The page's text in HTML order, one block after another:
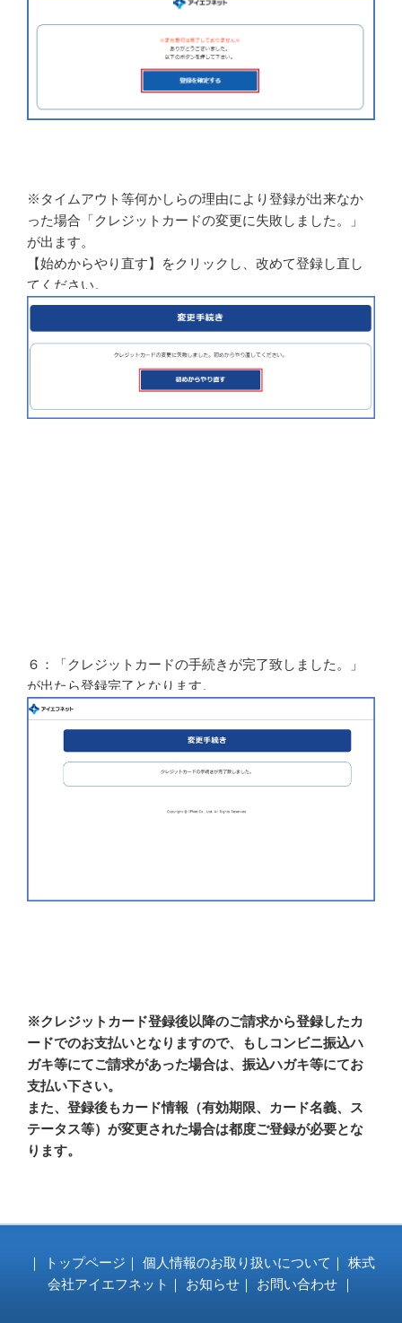
※タイムアウト等何かしらの理由により登録が出来なか
った場合「クレジットカードの変更に失敗しました。」
が出ます。
【始めからやり直す】をクリックし、改めて登録し直し
てください。
６：「クレジットカードの手続きが完了致しました。」
が出たら登録完了となります。
※クレジットカード登録後以降のご請求から登録したカ
ードでのお支払いとなりますので、もしコンビニ振込ハ
ガキ等にてご請求があった場合は、振込ハガキ等にてお
支払い下さい。
また、登録後もカード情報（有効期限、カード名義、ス
テータス等）が変更された場合は都度ご登録が必要とな
ります。
｜ トップページ ｜ 個人情報のお取り扱いについて ｜ 株式
会社アイエフネット ｜ お知らせ ｜ お問い合わせ ｜